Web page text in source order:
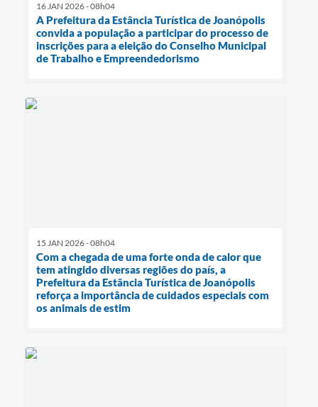
16 JAN 2026 - 08h04
A Prefeitura da Estância Turística de Joanópolis
convida a população a participar do processo de
inscrições para a eleição do Conselho Municipal
de Trabalho e Empreendedorismo
15 JAN 2026 - 08h04
Com a chegada de uma forte onda de calor que
tem atingido diversas regiões do país, a
Prefeitura da Estância Turística de Joanópolis
reforça a importância de cuidados especiais com
os animais de estim